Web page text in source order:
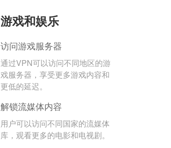
游戏和娱乐
访问游戏服务器
通过VPN可以访问不同地区的游
戏服务器，享受更多游戏内容和
更低的延迟。
解锁流媒体内容
用户可以访问不同国家的流媒体
库，观看更多的电影和电视剧。